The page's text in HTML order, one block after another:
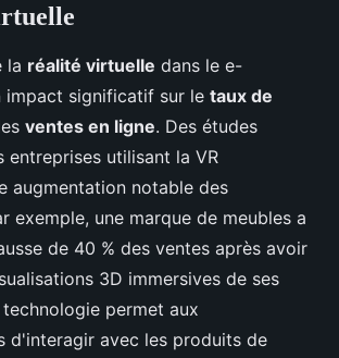
la réalité virtuelle dans le e-
impact significatif sur le taux de
ventes en ligne. Des études
entreprises utilisant la VR
augmentation notable des
exemple, une marque de meubles a
de 40 % des ventes après avoir
3D immersives de ses
permet aux
d'interagir avec les produits de